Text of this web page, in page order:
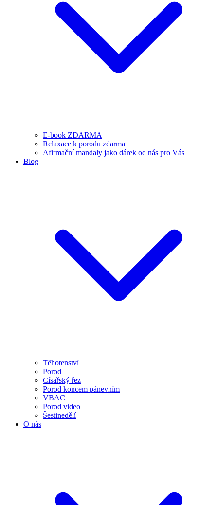
E-book ZDARMA
Relaxace k porodu zdarma
Afirmační mandaly jako dárek od nás pro Vás
Blog
Těhotenství
Porod
Císařský řez
Porod koncem pánevním
VBAC
Porod video
Šestinedělí
O nás